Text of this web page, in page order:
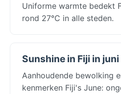
Uniforme warmte bedekt
rond 27°C in alle steden.
Sunshine in Fiji in juni
Aanhoudende bewolking
kenmerken Fiji's June: